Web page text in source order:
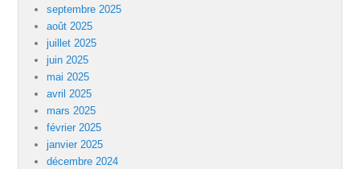
septembre 2025
août 2025
juillet 2025
juin 2025
mai 2025
avril 2025
mars 2025
février 2025
janvier 2025
décembre 2024